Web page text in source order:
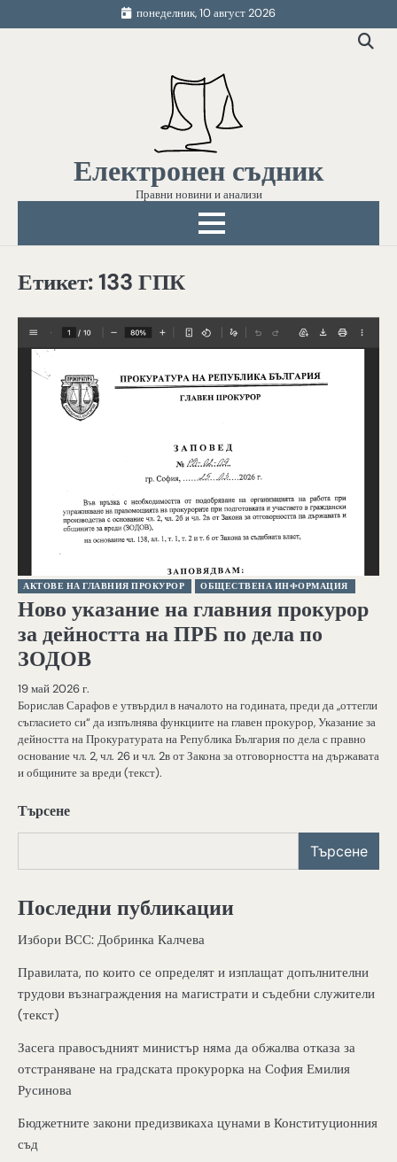
to
понеделник, 10 август 2026
Електронен съдник
Правни новини и анализи
Етикет:133 ГПК
АКТОВЕ НА ГЛАВНИЯ ПРОКУРОР ОБЩЕСТВЕНА ИНФОРМАЦИЯ
Ново указание на главния прокурор
за дейността на ПРБ по дела по
ЗОДОВ
19 май 2026 г.
Борислав Сарафов е утвърдил в началото на годината, преди да „оттегли
съгласието си“ да изпълнява функциите на главен прокурор, Указание за
дейността на Прокуратурата на Република България по дела с правно
основание чл. 2, чл. 26 и чл. 2в от Закона за отговорността на държавата
и общините за вреди (текст).
Търсене
Търсене
Последни публикации
Избори ВСС: Добринка Калчева
Правилата, по които се определят и изплащат допълнителни
трудови възнаграждения на магистрати и съдебни служители
(текст)
Засега правосъдният министър няма да обжалва отказа за
отстраняване на градската прокурорка на София Емилия
Русинова
Бюджетните закони предизвикаха цунами в Конституционния
съд